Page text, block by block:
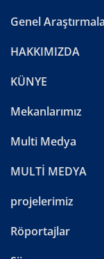
Genel
HAKKIMIZDA
KÜNYE
Mekanlarımız
Multi Medya
MULTİ MEDYA
projelerimiz
Röportajlar